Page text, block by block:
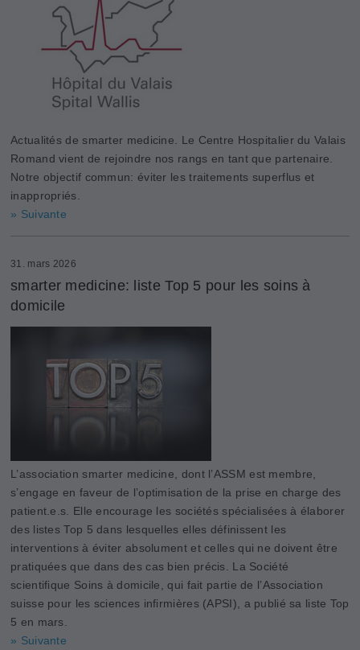
Actualités de smarter medicine. Le Centre Hospitalier du Valais
Romand vient de rejoindre nos rangs en tant que partenaire.
Notre objectif commun: éviter les traitements superflus et
inappropriés.
» Suivante
31. mars 2026
smarter medicine: liste Top 5 pour les soins à
domicile
L’association smarter medicine, dont l’ASSM est membre,
s’engage en faveur de l’optimisation de la prise en charge des
patient.e.s. Elle encourage les sociétés spécialisées à élaborer
des listes Top 5 dans lesquelles elles définissent les
interventions à éviter absolument et celles qui ne doivent être
pratiquées que dans des cas bien précis. La Société
scientifique Soins à domicile, qui fait partie de l’Association
suisse pour les sciences infirmières (APSI), a publié sa liste Top
5 en mars.
» Suivante